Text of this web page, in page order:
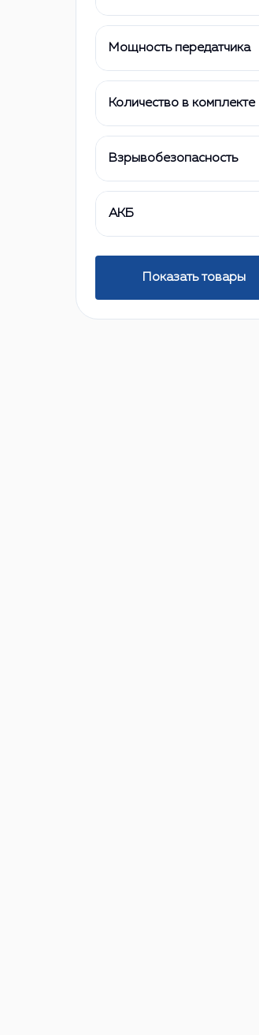
Мощность передатчика
Количество в комплекте
Взрывобезопасность
АКБ
Показать товары